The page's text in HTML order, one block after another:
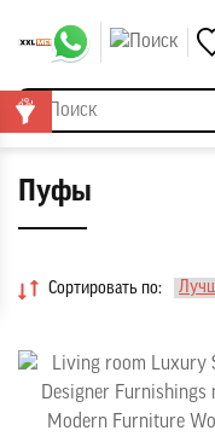
Пуфы
Сортировать по: